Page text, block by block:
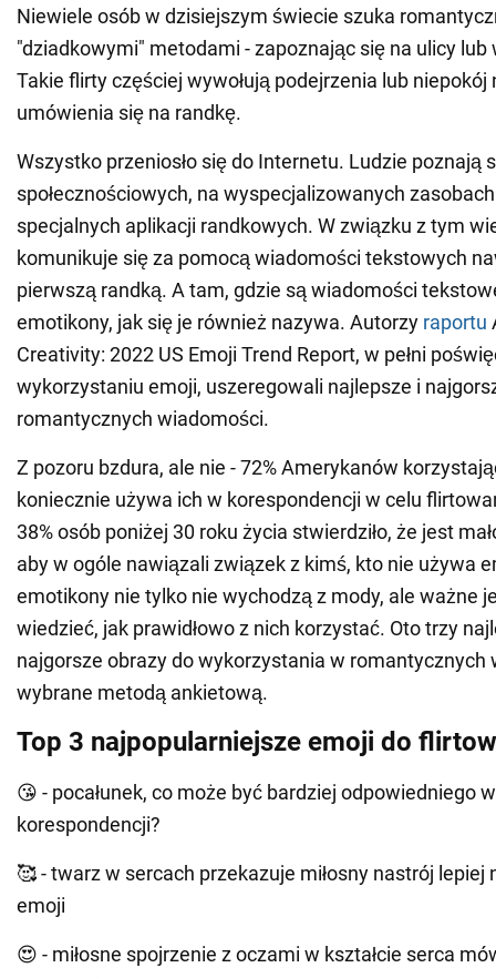
Niewiele osób w dzisiejszym świecie szuka
"dziadkowymi" metodami - zapoznając się na ulicy lub
Takie flirty częściej wywołują podejrzenia lub niepokój
umówienia się na randkę.
Wszystko przeniosło się do Internetu. Ludzie poznają
społecznościowych, na wyspecjalizowanych
specjalnych aplikacji randkowych. W związku z tym
komunikuje się za pomocą wiadomości tekstowych
pierwszą randką. A tam, gdzie są wiadomości
emotikony, jak się je również nazywa. Autorzy raportu
Creativity: 2022 US Emoji Trend Report, w pełni
wykorzystaniu emoji, uszeregowali najlepsze i
romantycznych wiadomości.
Z pozoru bzdura, ale nie - 72% Amerykanów
koniecznie używa ich w korespondencji w celu
38% osób poniżej 30 roku życia stwierdziło, że jest
aby w ogóle nawiązali związek z kimś, kto nie używa
emotikony nie tylko nie wychodzą z mody, ale ważne
wiedzieć, jak prawidłowo z nich korzystać. Oto trzy
najgorsze obrazy do wykorzystania w romantycznych
wybrane metodą ankietową.
Top 3 najpopularniejsze emoji do
😘 - pocałunek, co może być bardziej odpowiedniego
korespondencji?
🥰 - twarz w sercach przekazuje miłosny nastrój lepiej
emoji
😍 - miłosne spojrzenie z oczami w kształcie serca